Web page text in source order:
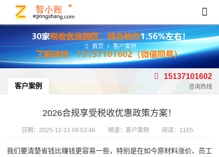
首页 / 客户案例
客户案例
15137101602
咨询热线
2026合规享受税收优惠政策方案！
日期： 2025-12-11 09:53:46 频道： 客户案例 阅读：1165
我们要清楚省钱比赚钱更容易一些，特别是在如今原材料涨价、员工